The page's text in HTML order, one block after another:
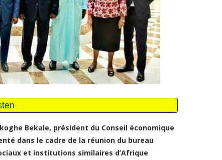
Bekale, président du Conseil économique
dans le cadre de la réunion du bureau
et institutions similaires d’Afrique